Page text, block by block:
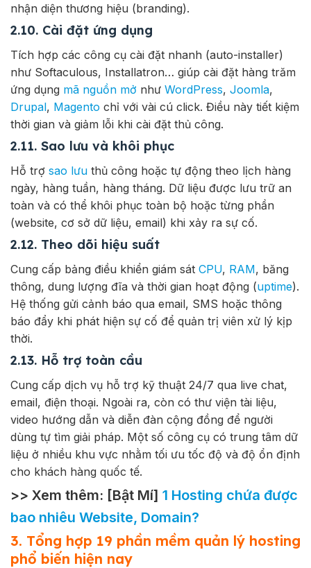
nhận diện thương hiệu (branding).
2.10. Cài đặt ứng dụng
Tích hợp các công cụ cài đặt nhanh (auto-installer)
như Softaculous, Installatron… giúp cài đặt hàng trăm
ứng dụng mã nguồn mở như WordPress, Joomla,
Drupal, Magento chỉ với vài cú click. Điều này tiết kiệm
thời gian và giảm lỗi khi cài đặt thủ công.
2.11. Sao lưu và khôi phục
Hỗ trợ sao lưu thủ công hoặc tự động theo lịch hàng
ngày, hàng tuần, hàng tháng. Dữ liệu được lưu trữ an
toàn và có thể khôi phục toàn bộ hoặc từng phần
(website, cơ sở dữ liệu, email) khi xảy ra sự cố.
2.12. Theo dõi hiệu suất
Cung cấp bảng điều khiển giám sát CPU, RAM, băng
thông, dung lượng đĩa và thời gian hoạt động (uptime).
Hệ thống gửi cảnh báo qua email, SMS hoặc thông
báo đẩy khi phát hiện sự cố để quản trị viên xử lý kịp
thời.
2.13. Hỗ trợ toàn cầu
Cung cấp dịch vụ hỗ trợ kỹ thuật 24/7 qua live chat,
email, điện thoại. Ngoài ra, còn có thư viện tài liệu,
video hướng dẫn và diễn đàn cộng đồng để người
dùng tự tìm giải pháp. Một số công cụ có trung tâm dữ
liệu ở nhiều khu vực nhằm tối ưu tốc độ và độ ổn định
cho khách hàng quốc tế.
>> Xem thêm: [Bật Mí] 1 Hosting chứa được
bao nhiêu Website, Domain?
3. Tổng hợp 19 phần mềm quản lý hosting
phổ biến hiện nay